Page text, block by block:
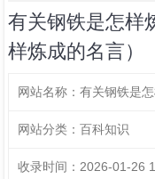
有关钢铁是怎样
样炼成的名言）
网站名称： 有关钢铁是怎
网站分类： 百科知识
收录时间： 2026-01-26